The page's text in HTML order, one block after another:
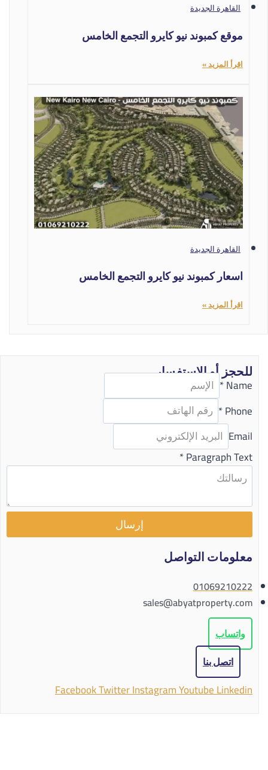
القاهرة الجديدة
موقع كمبوند نيو كايرو التجمع الخامس
اقرأ المزيد »
القاهرة الجديدة
اسعار كمبوند نيو كايرو التجمع الخامس
اقرأ المزيد »
للحجز أو الاستفسار
Name
*
Phone
*
Email
Paragraph Text
*
إرسال
معلومات التواصل
01069210222
sales@abyatproperty.com
واتساب
اتصل بنا
FacebookTwitterInstagramYoutubeLinkedin